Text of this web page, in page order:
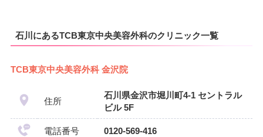
石川にあるTCB東京中央美容外科のクリニック一覧
TCB東京中央美容外科 金沢院
住所
石川県金沢市堀川町4-1 セントラル
ビル 5F
電話番号 0120-569-416